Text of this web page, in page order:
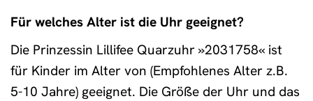
Für welches Alter ist die Uhr geeignet?
Die Prinzessin Lillifee Quarzuhr »2031758« ist
für Kinder im Alter von (Empfohlenes Alter z.B.
5-10 Jahre) geeignet. Die Größe der Uhr und das